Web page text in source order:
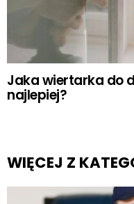
Jaka wiertarka do
najlepiej?
WIĘCEJ Z